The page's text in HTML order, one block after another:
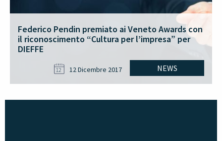
Federico Pendin premiato ai Veneto Awards con
il riconoscimento “Cultura per l’impresa” per
DIEFFE
NEWS
12 12 Dicembre 2017